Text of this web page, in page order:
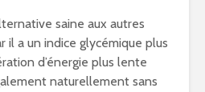
saine aux autres
il a un indice glycémique plus
d’énergie plus lente
naturellement sans